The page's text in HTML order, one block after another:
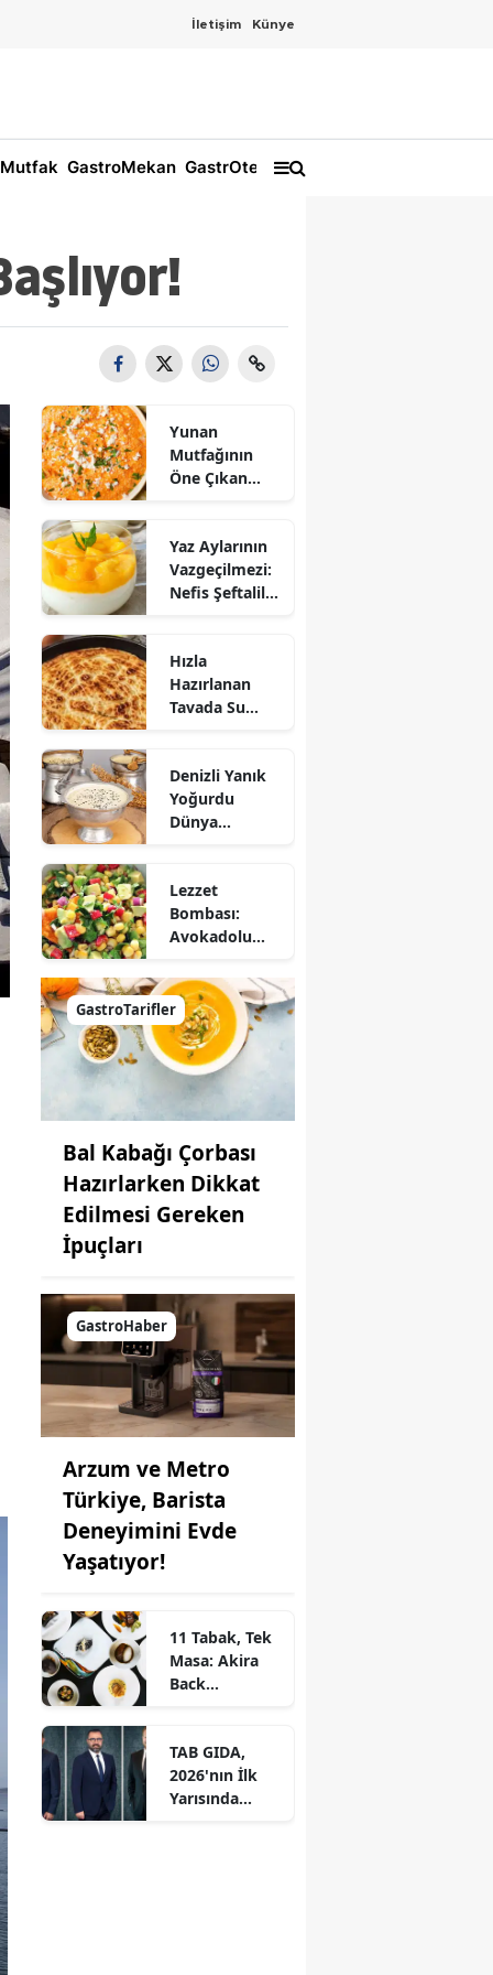
İletişim Künye
GastroMekan GastrOtel
Yunan
Mutfağının
Öne Çıkan
Nasıl Yapılır?
Yaz Aylarının
Vazgeçilmezi:
Nefis Şeftalili
Hızla
Hazırlanan
Tavada Su
Sofralarınıza
Lezzet Katın!
Denizli Yanık
Yoğurdu
Dünya
Lezzet
Bombası:
Avokadolu
Nasıl Yapılır?
GastroTarifler
Bal Kabağı Çorbası
Hazırlarken Dikkat
Edilmesi Gereken
İpuçları
GastroHaber
Arzum ve Metro
Türkiye, Barista
Deneyimini Evde
Yaşatıyor!
11 Tabak, Tek
Masa: Akira
Back
Chef’s Table
TAB GIDA,
2026'nın İlk
Yarısında